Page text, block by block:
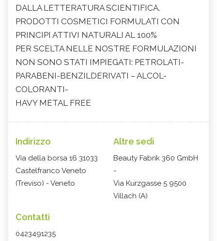
DALLA LETTERATURA SCIENTIFICA.
PRODOTTI COSMETICI FORMULATI CON
PRINCIPI ATTIVI NATURALI AL 100%
PER SCELTA NELLE NOSTRE FORMULAZIONI
NON SONO STATI IMPIEGATI: PETROLATI-
PARABENI-BENZILDERIVATI – ALCOL-
COLORANTI-
HAVY METAL FREE
Indirizzo
Via della borsa 16 31033
Castelfranco Veneto
(Treviso) - Veneto
Altre sedi
Beauty Fabrik 360 GmbH
-
Via Kurzgasse 5 9500
Villach (A)
Contatti
0423491235